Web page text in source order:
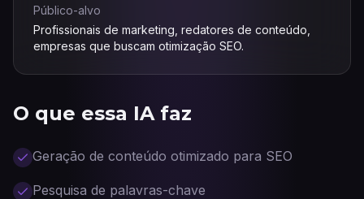
O que essa IA faz
Geração de conteúdo otimizado para SEO
Pesquisa de palavras-chave
Público-alvo
Profissionais de marketing, redatores de conteúdo,
empresas que buscam otimização SEO.